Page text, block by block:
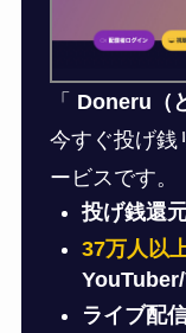
「 Doneru（
今すぐ投げ銭
ービスです。
投げ銭還
37万人以
YouTuber/
ライブ配